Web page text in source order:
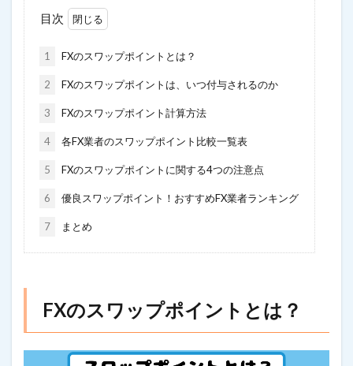
目次
1 FXのスワップポイントとは？
2 FXのスワップポイントは、いつ付与されるのか
3 FXのスワップポイント計算方法
4 各FX業者のスワップポイント比較一覧表
5 FXのスワップポイントに関する4つの注意点
6 優良スワップポイント！おすすめFX業者ランキング
7 まとめ
FXのスワップポイントとは？